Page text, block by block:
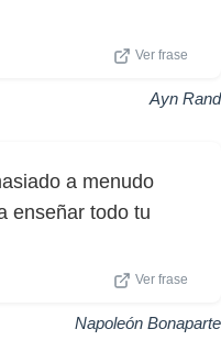
Ver frase
Ayn Rand
a menudo
enseñar todo tu
Ver frase
Napoleón Bonaparte